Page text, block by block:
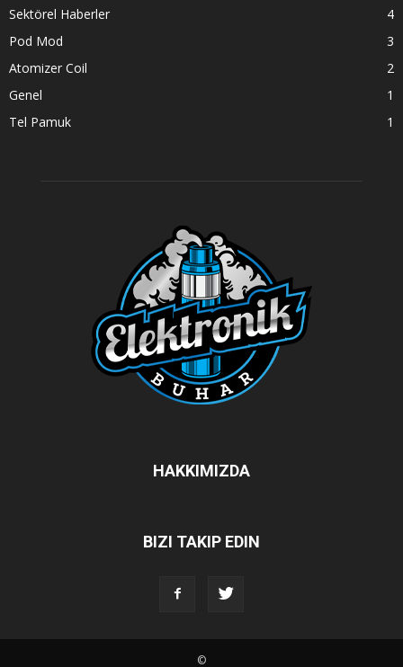
Sektörel Haberler
4
Pod Mod
3
Atomizer Coil
2
Genel
1
Tel Pamuk
1
HAKKIMIZDA
BIZI TAKIP EDIN
©